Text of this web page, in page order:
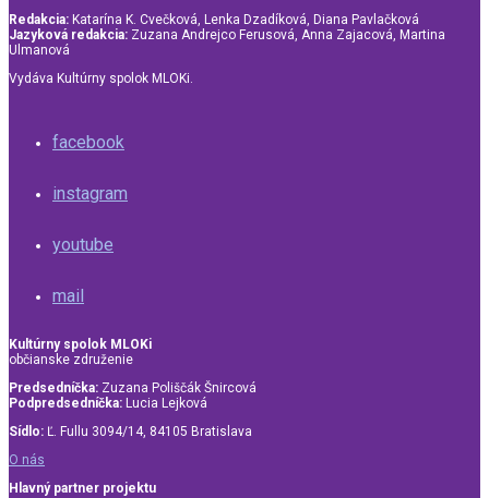
Redakcia: Katarína K. Cvečková, Lenka Dzadíková, Diana Pavlačková
Jazyková redakcia: Zuzana Andrejco Ferusová, Anna Zajacová, Martina
Ulmanová
Vydáva Kultúrny spolok MLOKi.
facebook
instagram
youtube
mail
Kultúrny spolok MLOKi
občianske združenie
Predsedníčka: Zuzana Poliščák Šnircová
Podpredsedníčka: Lucia Lejková
Sídlo: Ľ. Fullu 3094/14, 84105 Bratislava
O nás
Hlavný partner projektu